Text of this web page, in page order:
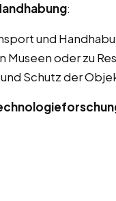
:
und
Museen oder zu
Schutz der